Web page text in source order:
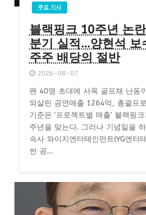
주요 기사
블랙핑크 10주년 논
분기 실적…양현석 보
주주 배당의 절반
2026-08-07
팬 40명 초대에 사옥 골프채 난동
되살린 공연매출 1264억, 총괄프
기준은 '프로젝트별 매출' 블랙핑
주년을 맞는다. 그러나 기념일을
속사 와이지엔터테인먼트(YG엔터
싼 공...